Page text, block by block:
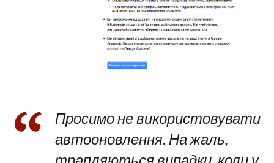
Просимо не використовувати
автооновлення. На жаль,